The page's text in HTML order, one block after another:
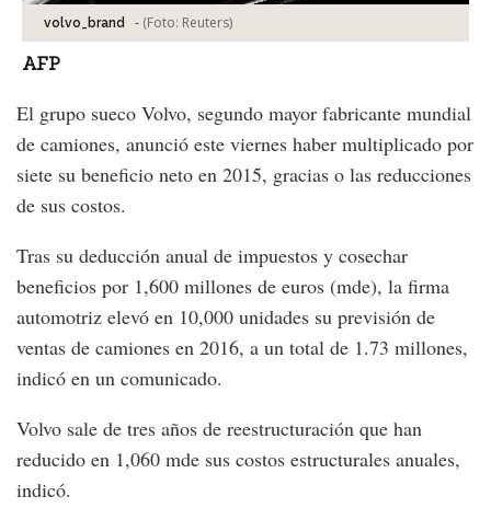
volvo_brand - (Foto: Reuters)
AFP
El grupo sueco Volvo, segundo mayor fabricante mundial
de camiones, anunció este viernes haber multiplicado por
siete su beneficio neto en 2015, gracias o las reducciones
de sus costos.
Tras su deducción anual de impuestos y cosechar
beneficios por 1,600 millones de euros (mde), la firma
automotriz elevó en 10,000 unidades su previsión de
ventas de camiones en 2016, a un total de 1.73 millones,
indicó en un comunicado.
Volvo sale de tres años de reestructuración que han
reducido en 1,060 mde sus costos estructurales anuales,
indicó.